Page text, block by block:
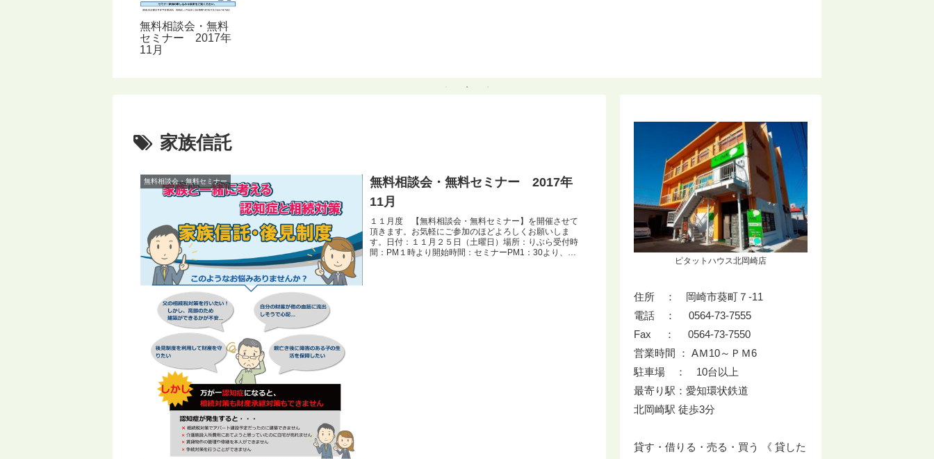
無料相談会・無料
セミナー 2017年
11月
家族信託
無料相談会・無料セミナー
無料相談会・無料セミナー 2017年
11月
１１月度 【無料相談会・無料セミナー】を開催させて
頂きます。お気軽にご参加のほどよろしくお願いしま
す。日付：１１月２５日（土曜日）場所：りぶら受付時
間：PM１時より開始時間：セミナーPM1：30より、そ
ピタットハウス北岡崎店
住所 ： 岡崎市葵町７-11
電話 ： 0564-73-7555
Fax ： 0564-73-7550
営業時間 ： AＭ10～ＰＭ6
駐車場 ： 10台以上
最寄り駅：愛知環状鉄道
北岡崎駅 徒歩3分
貸す・借りる・売る・買う 《 貸した